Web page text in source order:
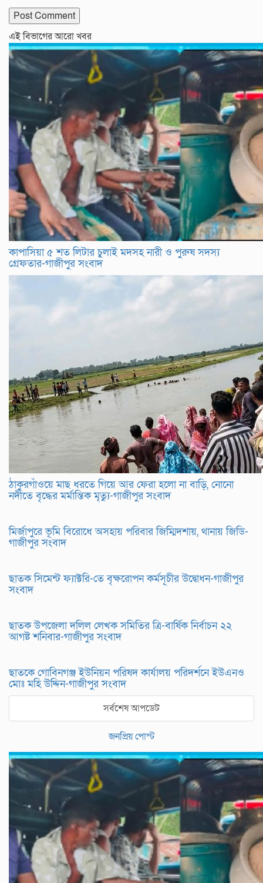
এই বিভাগের আরো খবর
কাপাসিয়া ৫ শত লিটার চুলাই মদসহ নারী ও পুরুষ সদস্য
গ্রেফতার-গাজীপুর সংবাদ
ঠাকুরগাঁওয়ে মাছ ধরতে গিয়ে আর ফেরা হলো না বাড়ি, নোনো
নদীতে বৃদ্ধের মর্মান্তিক মৃত্যু-গাজীপুর সংবাদ
মির্জাপুরে ভূমি বিরোধে অসহায় পরিবার জিম্মিদশায়, থানায় জিডি-
গাজীপুর সংবাদ
ছাতক সিমেন্ট ফ্যাক্টরি-তে বৃক্ষরোপন কর্মসূচীর উদ্বোধন-গাজীপুর
সংবাদ
ছাতক উপজেলা দলিল লেখক সমিতির ত্রি-বার্ষিক নির্বাচন ২২
আগষ্ট শনিবার-গাজীপুর সংবাদ
ছাতকে গোবিনগঞ্জ ইউনিয়ন পরিষদ কার্যালয় পরিদর্শনে ইউএনও
মোঃ মহি উদ্দিন-গাজীপুর সংবাদ
সর্বশেষ আপডেট
জনপ্রিয় পোস্ট